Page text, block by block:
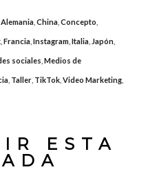
Alemania, China, Concepto
, Francia, Instagram, Italia, Japón,
sociales Medios de
, Taller, TikTok, Video Marketing,
ESTA